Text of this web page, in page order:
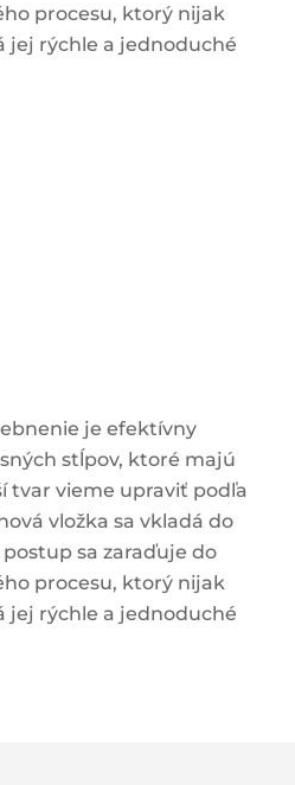
procesu, ktorý nijak
jej rýchle a jednoduché
je efektívny
stĺpov, ktoré majú
tvar vieme upraviť podľa
vložka sa vkladá do
sa zaraďuje do
procesu, ktorý nijak
jej rýchle a jednoduché